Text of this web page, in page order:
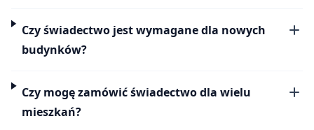
Czy świadectwo jest wymagane dla nowych
budynków?
Czy mogę zamówić świadectwo dla wielu
mieszkań?